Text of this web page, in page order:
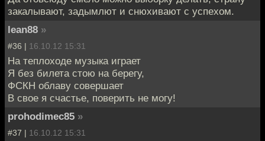
закалывают, задымлют и снюхивают с успехом.
lean88 »
#36 | 16.10.12 15:31
На теплоходе музыка играет
Я без билета стою на берегу,
ФСКН облаву совершает
В свое я счастье, поверить не могу!
prohodimec85 »
#37 | 16.10.12 15:31